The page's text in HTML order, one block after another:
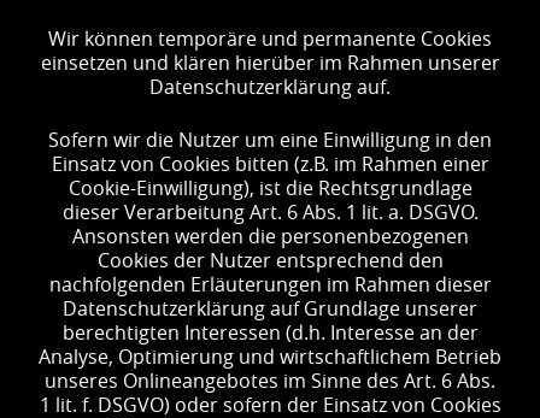
Wir können temporäre und permanente Cookies
einsetzen und klären hierüber im Rahmen unserer
Datenschutzerklärung auf.
Sofern wir die Nutzer um eine Einwilligung in den
Einsatz von Cookies bitten (z.B. im Rahmen einer
Cookie-Einwilligung), ist die Rechtsgrundlage
dieser Verarbeitung Art. 6 Abs. 1 lit. a. DSGVO.
Ansonsten werden die personenbezogenen
Cookies der Nutzer entsprechend den
nachfolgenden Erläuterungen im Rahmen dieser
Datenschutzerklärung auf Grundlage unserer
berechtigten Interessen (d.h. Interesse an der
Analyse, Optimierung und wirtschaftlichem Betrieb
unseres Onlineangebotes im Sinne des Art. 6 Abs.
1 lit. f. DSGVO) oder sofern der Einsatz von Cookies